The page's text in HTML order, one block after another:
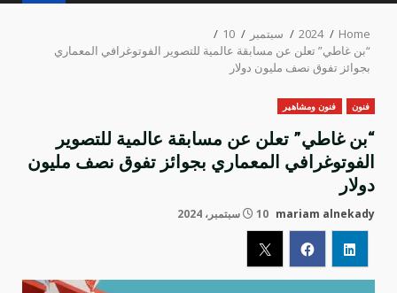
Home
2024 سبتمبر
10
“بن غاطي” تعلن عن مسابقة عالمية للتصوير الفوتوغرافي المعماري
بجوائز تفوق نصف مليون دولار
فنون فنون ومشاهير
“بن غاطي” تعلن عن مسابقة عالمية للتصوير
الفوتوغرافي المعماري بجوائز تفوق نصف مليون
دولار
mariam alnekady 10 سبتمبر، 2024